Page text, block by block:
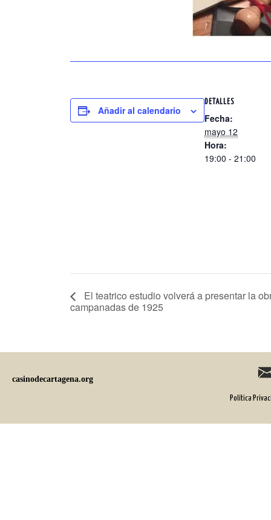
Añadir al calendario
DETALLES
Fecha:
mayo 12
Hora:
19:00 - 21:00
El teatrico estudio volverá a presentar la
campanadas de 1925
casinodecartagena.org
Política